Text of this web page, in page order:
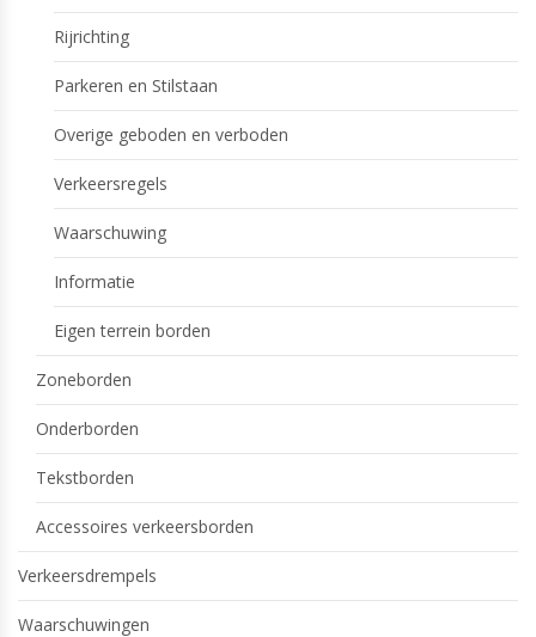
Rijrichting
Parkeren en Stilstaan
Overige geboden en verboden
Verkeersregels
Waarschuwing
Informatie
Eigen terrein borden
Zoneborden
Onderborden
Tekstborden
Accessoires verkeersborden
Verkeersdrempels
Waarschuwingen